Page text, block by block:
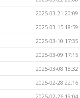
2025-03-21 20:09
2025-03-15 18:59
2025-03-10 17:35
2025-03-09 17:15
2025-03-08 18:32
2025-02-28 22:16
2025-02-26 19:04